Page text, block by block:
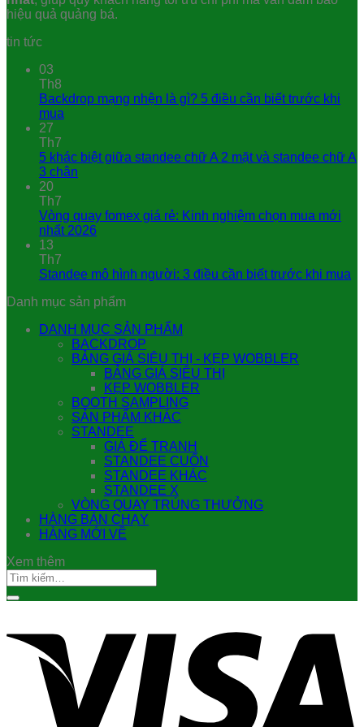
hiệu quả quảng bá.
tin tức
03
Th8
Backdrop mạng nhện là gì? 5 điều cần biết trước khi
mua
27
Th7
5 khác biệt giữa standee chữ A 2 mặt và standee chữ A
3 chân
20
Th7
Vòng quay fomex giá rẻ: Kinh nghiệm chọn mua mới
nhất 2026
13
Th7
Standee mô hình người: 3 điều cần biết trước khi mua
Danh mục sản phẩm
DANH MỤC SẢN PHẨM
BACKDROP
BẢNG GIÁ SIÊU THỊ - KẸP WOBBLER
BẢNG GIÁ SIÊU THỊ
KẸP WOBBLER
BOOTH SAMPLING
SẢN PHẨM KHÁC
STANDEE
GIÁ ĐỂ TRANH
STANDEE CUỐN
STANDEE KHÁC
STANDEE X
VÒNG QUAY TRÚNG THƯỞNG
HÀNG BÁN CHẠY
HÀNG MỚI VỀ
Xem thêm